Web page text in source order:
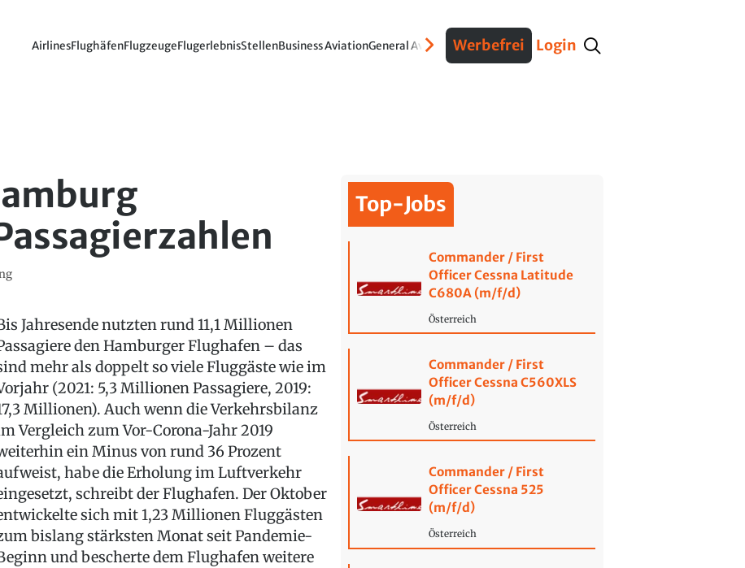
AirlinesFlughäfenFlugzeugeFlugerlebnisStellenBusiness AviationGeneral AviationVerteidigungInterviews Fracht
Werbefrei Login
Jahresende nutzten rund 11,1 Millionen
den Hamburger Flughafen – das
mehr als doppelt so viele Fluggäste wie im
(2021: 5,3 Millionen Passagiere, 2019:
Millionen). Auch wenn die Verkehrsbilanz
Vergleich zum Vor-Corona-Jahr 2019
ein Minus von rund 36 Prozent
habe die Erholung im Luftverkehr
schreibt der Flughafen. Der Oktober
sich mit 1,23 Millionen Fluggästen
bislang stärksten Monat seit Pandemie-
und bescherte dem Flughafen weitere
Top-Jobs
Commander / First
Officer Cessna Latitude
C680A (m/f/d)
Österreich
Commander / First
Officer Cessna C560XLS
(m/f/d)
Österreich
Commander / First
Officer Cessna 525
(m/f/d)
Österreich